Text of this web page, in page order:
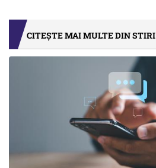
CITEȘTE MAI MULTE DIN STIRI